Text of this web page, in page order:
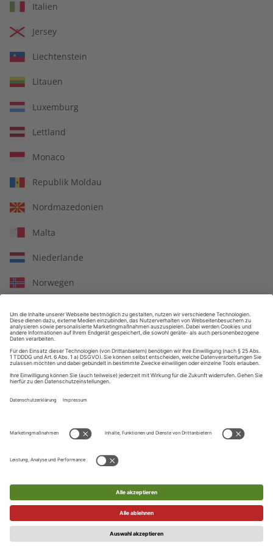
Großer Sprachteil mit Grammatik- und Wortschatzübungen
Lernen in allen relevanten Niveaustufen
ZAHLUNGSARTEN
Ihre Daten werden SSL-verschlüsselt und sicher übertragen
UNSER KUNDENSERVICE
Telefon
+49 (0) 89 / 121 407 10
UNSERE SPRACHEN
Englisch
Italien
Jersey
Liechtenstein
Litauen
Luxemburg
Lettland
Monaco
Republik Moldau
Nordmazedonien
Malta
Niederlande
Norwegen
Portugal
Rumänien
Serbien
Schweden
Slowenien
Slowakei
San Marino